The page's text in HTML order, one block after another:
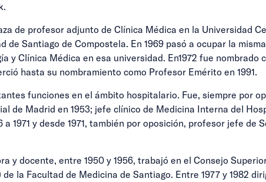
de profesor adjunto de Clínica Médica en la Universidad
de Santiago de Compostela. En 1969 pasó a ocupar la
y Clínica Médica en esa universidad. En1972 fue
hasta su nombramiento como Profesor Emérito en 1991.
funciones en el ámbito hospitalario. Fue, siempre por
de Madrid en 1953; jefe clínico de Medicina Interna del
a 1971 y desde 1971, también por oposición, profesor jefe
y docente, entre 1950 y 1956, trabajó en el Consejo
la Facultad de Medicina de Santiago. Entre 1977 y 1982